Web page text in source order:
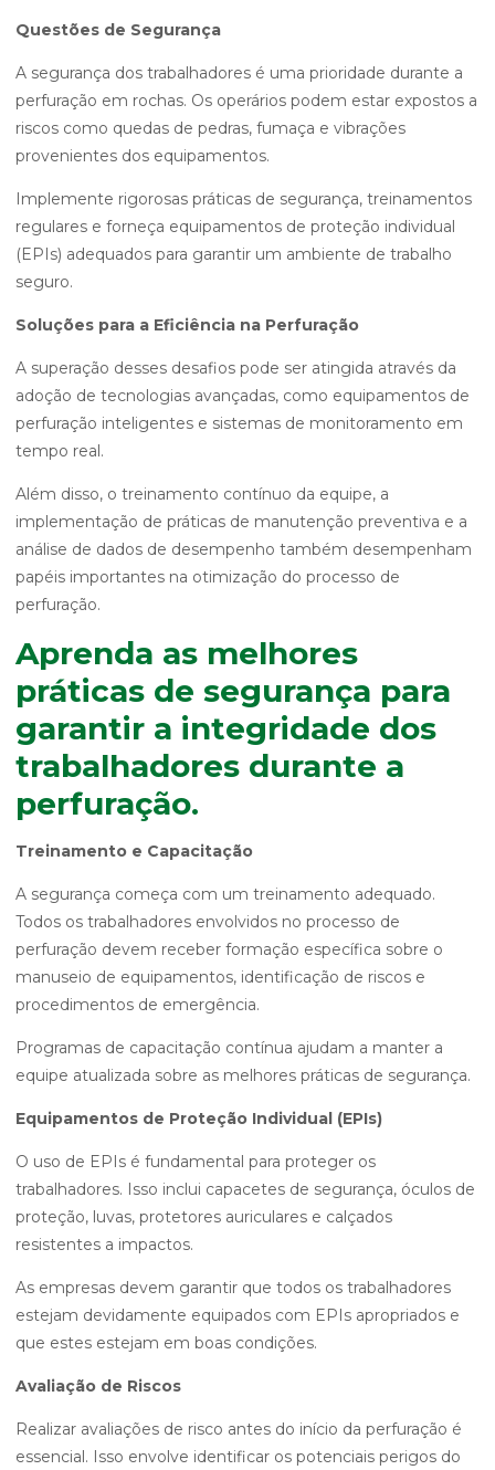
Questões de Segurança
A segurança dos trabalhadores é uma prioridade durante a
perfuração em rochas. Os operários podem estar expostos a
riscos como quedas de pedras, fumaça e vibrações
provenientes dos equipamentos.
Implemente rigorosas práticas de segurança, treinamentos
regulares e forneça equipamentos de proteção individual
(EPIs) adequados para garantir um ambiente de trabalho
seguro.
Soluções para a Eficiência na Perfuração
A superação desses desafios pode ser atingida através da
adoção de tecnologias avançadas, como equipamentos de
perfuração inteligentes e sistemas de monitoramento em
tempo real.
Além disso, o treinamento contínuo da equipe, a
implementação de práticas de manutenção preventiva e a
análise de dados de desempenho também desempenham
papéis importantes na otimização do processo de
perfuração.
Aprenda as melhores
práticas de segurança para
garantir a integridade dos
trabalhadores durante a
perfuração.
Treinamento e Capacitação
A segurança começa com um treinamento adequado.
Todos os trabalhadores envolvidos no processo de
perfuração devem receber formação específica sobre o
manuseio de equipamentos, identificação de riscos e
procedimentos de emergência.
Programas de capacitação contínua ajudam a manter a
equipe atualizada sobre as melhores práticas de segurança.
Equipamentos de Proteção Individual (EPIs)
O uso de EPIs é fundamental para proteger os
trabalhadores. Isso inclui capacetes de segurança, óculos de
proteção, luvas, protetores auriculares e calçados
resistentes a impactos.
As empresas devem garantir que todos os trabalhadores
estejam devidamente equipados com EPIs apropriados e
que estes estejam em boas condições.
Avaliação de Riscos
Realizar avaliações de risco antes do início da perfuração é
essencial. Isso envolve identificar os potenciais perigos do